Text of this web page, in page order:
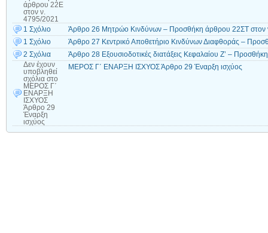
άρθρου 22Ε
στον ν.
4795/2021
1 Σχόλιο
Άρθρο 26 Μητρώο Κινδύνων – Προσθήκη άρθρου 22ΣΤ στον
1 Σχόλιο
Άρθρο 27 Κεντρικό Αποθετήριο Κινδύνων Διαφθοράς –
2 Σχόλια
Άρθρο 28 Εξουσιοδοτικές διατάξεις Κεφαλαίου Ζ’ –
Δεν έχουν
υποβληθεί
σχόλια στο
ΜΕΡΟΣ Γ΄
ΕΝΑΡΞΗ
ΙΣΧΥΟΣ
Άρθρο 29
Έναρξη
ισχύος
ΜΕΡΟΣ Γ΄ ΕΝΑΡΞΗ ΙΣΧΥΟΣ Άρθρο 29 Έναρξη ισχύος